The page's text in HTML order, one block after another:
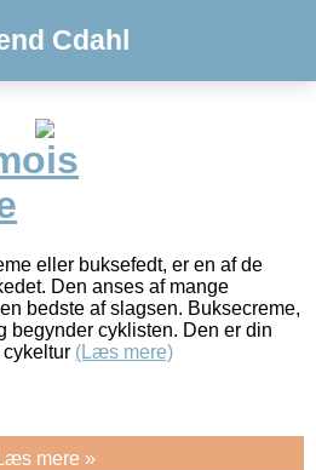
Cdahl
eller buksefedt, er en af de
Den anses af mange
bedste af slagsen. Buksecreme,
begynder cyklisten. Den er din
(Læs mere)
mere »